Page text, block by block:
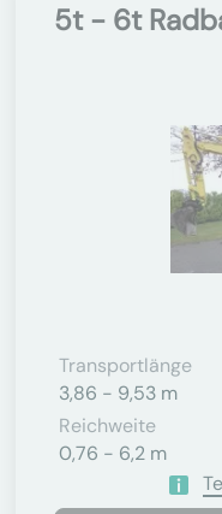
5t - 6t
Transportlänge
3,86 - 9,53 m
Reichweite
0,76 - 6,2 m